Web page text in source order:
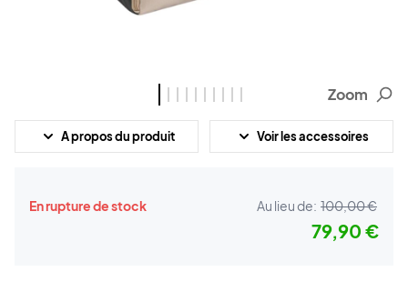
Zoom
A propos du produit Voir les accessoires
En rupture de stock Au lieu de: 100,00 €
79,90 €